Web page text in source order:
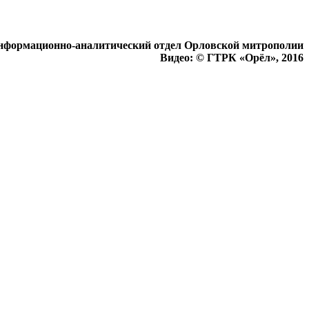
аналитический отдел Орловской митрополии
Видео: © ГТРК «Орёл», 2016